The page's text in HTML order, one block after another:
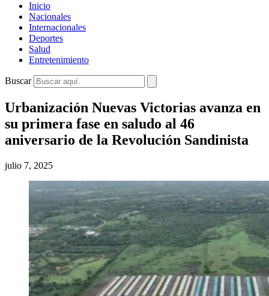
Inicio
Nacionales
Internacionales
Deportes
Salud
Entretenimiento
Buscar
Urbanización Nuevas Victorias avanza en
su primera fase en saludo al 46
aniversario de la Revolución Sandinista
julio 7, 2025